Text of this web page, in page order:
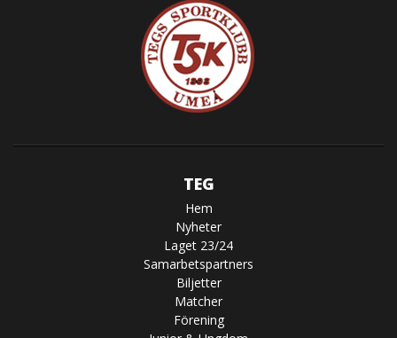
TEG
Hem
Nyheter
Laget 23/24
Samarbetspartners
Biljetter
Matcher
Förening